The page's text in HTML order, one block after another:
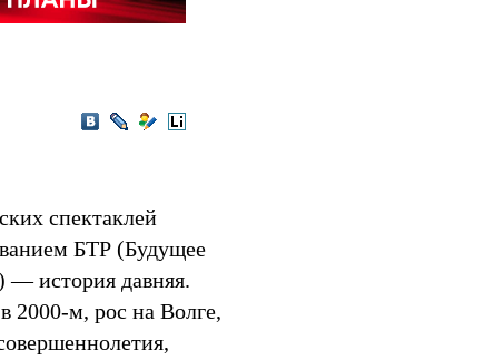
VKontakte
LiveJournal
Мой
LiveInternet
спектаклей
БТР (Будущее
— история давняя.
2000-м, рос на Волге,